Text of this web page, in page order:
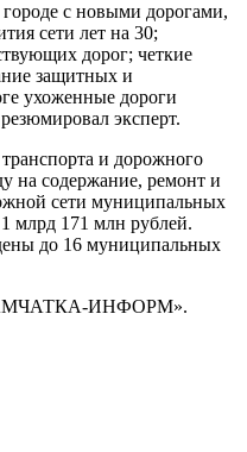
с новыми дорогами,
сети лет на 30;
дорог; четкие
защитных и
ухоженные дороги
эксперт.
и дорожного
на содержание, ремонт и
сети муниципальных
млрд 171 млн рублей.
до 16 муниципальных
ИНФОРМ».